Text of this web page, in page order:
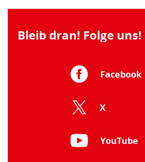
Bleib dran! Folge uns!
Facebook
X
YouTube